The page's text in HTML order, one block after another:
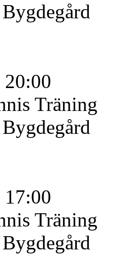
20:00
Träning
17:00
Träning